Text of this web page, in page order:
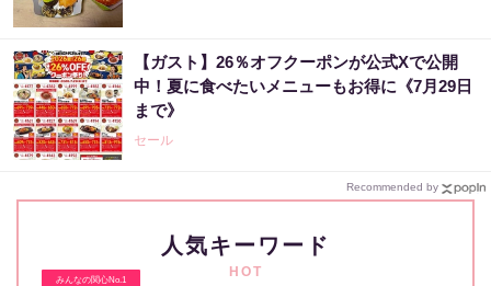
【ガスト】26％オフクーポンが公式Xで公開
中！夏に食べたいメニューもお得に《7月29日
まで》
セール
Recommended by
人気キーワード
HOT
みんなの関心No.1